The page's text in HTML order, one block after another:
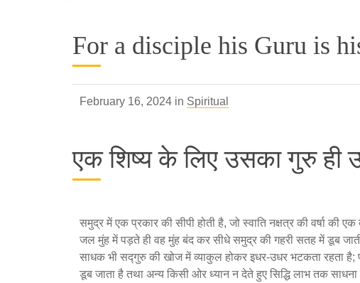
For a disciple his Guru is
February 16, 2024 in Spiritual
एक शिष्य के लिए उसका गुरु ही
समुद्र में एक प्रकार की सीपी होती है, जो स्वाति नक्षत्र की वर्षा की
जल मुंह में पड़ते ही वह मुंह बंद कर सीधे समुद्र की गहरी सतह में डूब
साधक भी सद्गुरु की खोज में व्याकुल होकर इधर-उधर भटकता रहता
डूब जाता है तथा अन्य किसी ओर ध्यान न देते हुए सिद्धि लाभ तक साधना